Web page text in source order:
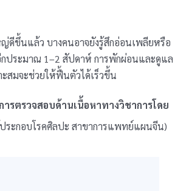
ดีขึ้นแล้ว บางคนอาจยังรู้สึกอ่อนเพลียหรือ
กประมาณ 1–2 สัปดาห์ การพักผ่อนและดูแล
ะสมจะช่วยให้ฟื้นตัวได้เร็วขึ้น
รตรวจสอบด้านเนื้อหาทางวิชาการโดย
ะกอบโรคศิลปะ สาขาการแพทย์แผนจีน)